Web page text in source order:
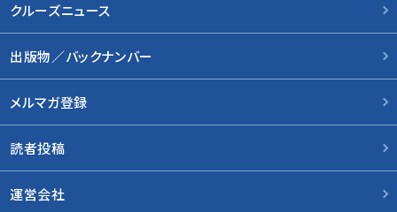
クルーズニュース
出版物／バックナンバー
メルマガ登録
読者投稿
運営会社